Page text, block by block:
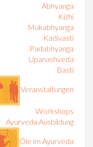
Abhyanga
Kizhi
Mukabhyanga
Kadivasti
Padabhyanga
Upanashveda
Basti
Veranstaltungen
Workshops
Ayurveda Ausbildung
Öle im Ayurveda